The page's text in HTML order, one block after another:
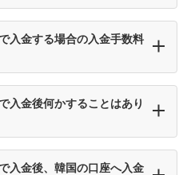
入金する場合の入金手数料
入金後何かすることはあり
入金後、韓国の口座へ入金